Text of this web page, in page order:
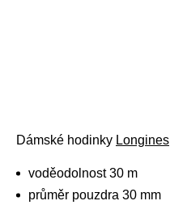
Dámské hodinky Longines
voděodolnost 30 m
průměr pouzdra 30 mm